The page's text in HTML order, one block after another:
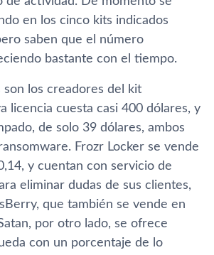
en los cinco kits indicados
saben que el número
bastante con el tiempo.
son los creadores del kit
licencia cuesta casi 400 dólares, y
de solo 39 dólares, ambos
Frozr Locker se vende
y cuentan con servicio de
eliminar dudas de sus clientes,
que también se vende en
por otro lado, se ofrece
con un porcentaje de lo